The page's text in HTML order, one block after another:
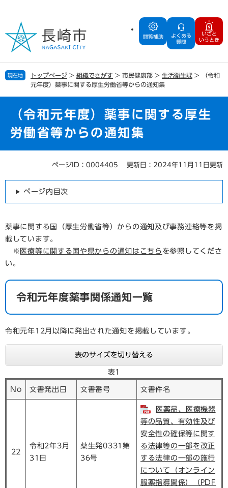
の
で
す
ー
ば
し
閲覧補助
よくある
質問
いざと
いうとき
現在地 トップページ > 組織でさがす > 市民健康部 > 生活衛生課 >
（令和
元年度）薬事に関する厚生労働省等からの通知集
（令和元年度）薬事に関する厚生
労働省等からの通知集
ページID：0004405 更新日：2024年11月11日更新
ページ内目次
薬事に関する国（厚生労働省等）からの通知及び事務連絡等を掲
載しています。
※ 医療等に関する国や県からの通知はこちら を参照してくださ
い。
令和元年度薬事関係通知一覧
令和元年12月以降に発出された通知を掲載しています。
表のサイズを切り替える
表1
No 文書発出日 文書番号 文書件名
22
令和2年3月
31日
薬生発0331第
36号
医薬品、医療機器
等の品質、有効性及び
安全性の確保等に関す
る法律等の一部を改正
する法律の一部の施行
について（オンライン
服薬指導関係）（PDF